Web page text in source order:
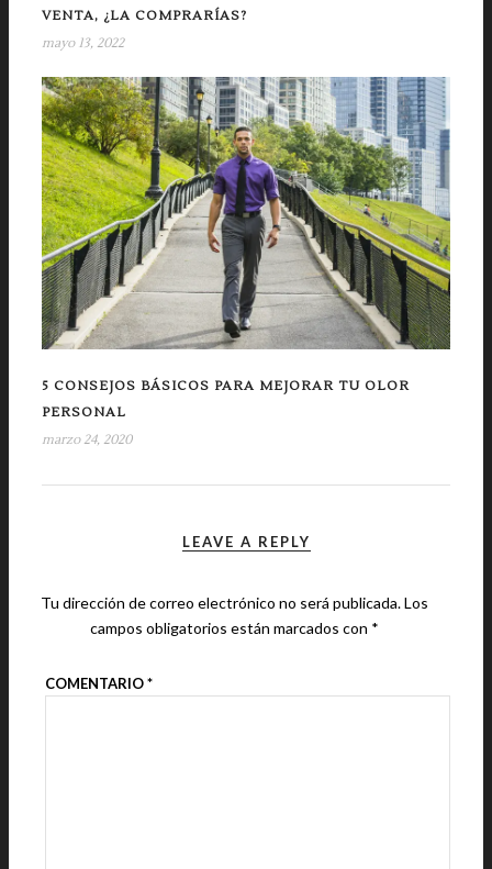
VENTA, ¿LA COMPRARÍAS?
mayo 13, 2022
5 CONSEJOS BÁSICOS PARA MEJORAR TU OLOR
PERSONAL
marzo 24, 2020
LEAVE A REPLY
Tu dirección de correo electrónico no será publicada.Los
campos obligatorios están marcados con *
COMENTARIO*